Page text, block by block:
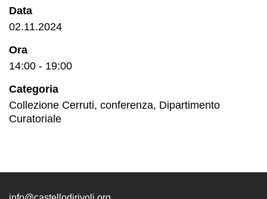
Data
02.11.2024
Ora
14:00 - 19:00
Categoria
Collezione Cerruti, conferenza, Dipartimento
Curatoriale